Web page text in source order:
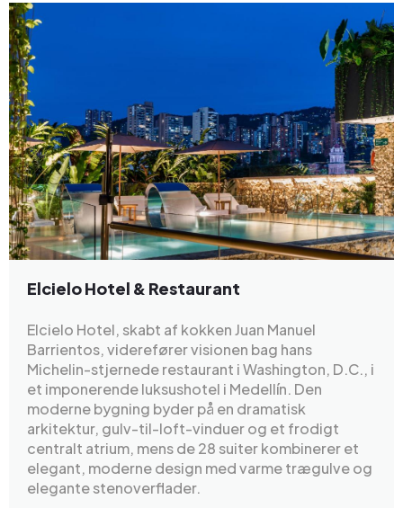
Elcielo Hotel & Restaurant
Elcielo Hotel, skabt af kokken Juan Manuel
Barrientos, viderefører visionen bag hans
Michelin-stjernede restaurant i Washington, D.C., i
et imponerende luksushotel i Medellín. Den
moderne bygning byder på en dramatisk
arkitektur, gulv-til-loft-vinduer og et frodigt
centralt atrium, mens de 28 suiter kombinerer et
elegant, moderne design med varme trægulve og
elegante stenoverflader.